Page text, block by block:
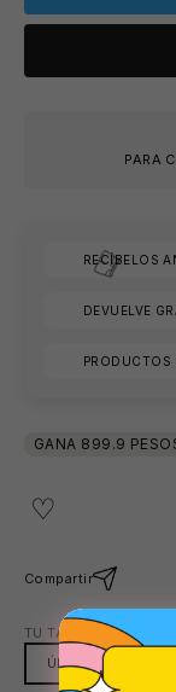
PARA
RECÍBELOS
DEVUELVE
PRODUCTOS
Compartir
TU TALLA:
ÚNICA
ÚNICA